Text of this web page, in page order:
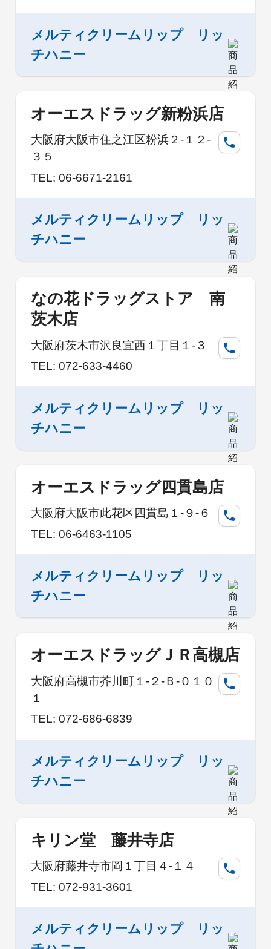
メルティクリームリップ リッ
チハニー
オーエスドラッグ新粉浜店
大阪府大阪市住之江区粉浜２-１２-
３５
TEL: 06-6671-2161
メルティクリームリップ リッ
チハニー
なの花ドラッグストア 南
茨木店
大阪府茨木市沢良宜西１丁目１-３
TEL: 072-633-4460
メルティクリームリップ リッ
チハニー
オーエスドラッグ四貫島店
大阪府大阪市此花区四貫島１-９-６
TEL: 06-6463-1105
メルティクリームリップ リッ
チハニー
オーエスドラッグＪＲ高槻店
大阪府高槻市芥川町１-２-Ｂ-０１０
１
TEL: 072-686-6839
メルティクリームリップ リッ
チハニー
キリン堂 藤井寺店
大阪府藤井寺市岡１丁目４-１４
TEL: 072-931-3601
メルティクリームリップ リッ